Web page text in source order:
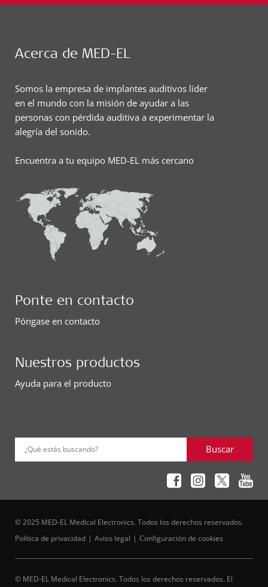
Acerca de MED-EL
Somos la empresa de implantes auditivos líder
en el mundo con la misión de ayudar a las
personas con pérdida auditiva a experimentar la
alegría del sonido.
Encuentra a tu equipo MED-EL más cercano
Ponte en contacto
Póngase en contacto
Nuestros productos
Ayuda para el producto
¿Qué estás buscando? Buscar
© 2025 MED-EL Medical Electronics. Todos los derechos reservados.
Política de privacidad
Aviso legal Configuración de cookies
© MED-EL Medical Electronics. Todos los derechos reservados. El